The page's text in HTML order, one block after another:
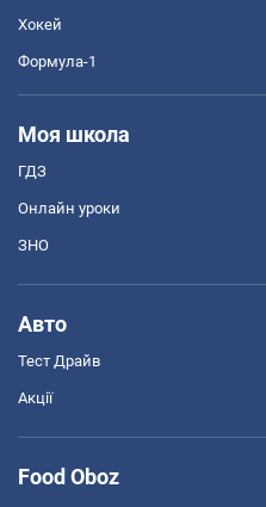
Хокей
Формула-1
Моя школа
ГДЗ
Онлайн уроки
ЗНО
Авто
Тест Драйв
Акції
Food Oboz